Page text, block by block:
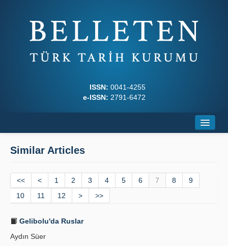
ISSN: 0041-4255
e-ISSN: 2791-6472
Journal Boards
Writing Rules
Principles
Publication Policies
Similar Articles
<< < 1 2 3 4 5 6 7 8
9
10
11 12 > >>
Gelibolu'da Ruslar
Aydın Süer